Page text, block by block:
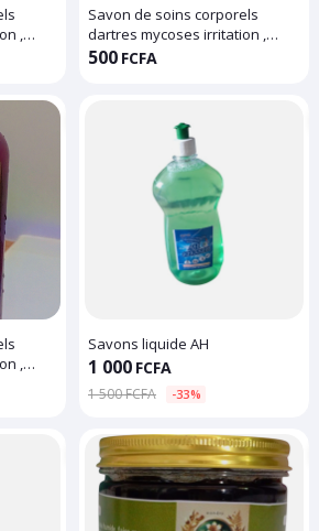
,
Savon de soins corporels
dartres mycoses irritation ,
produits bio, savon naturel
500 FCFA
,
Savons liquide AH
1 000 FCFA
1 500 FCFA -33%